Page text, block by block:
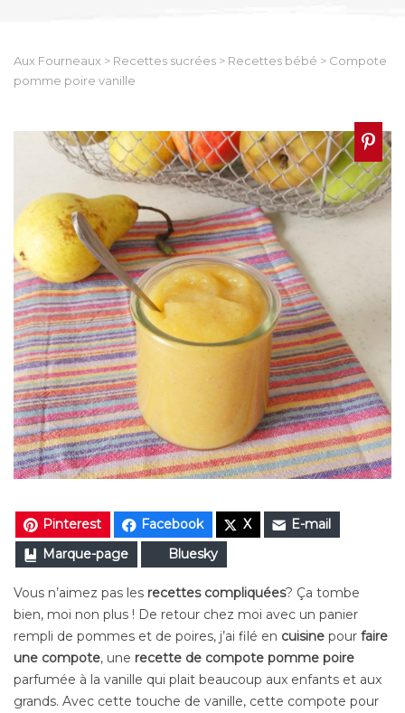
Aux Fourneaux > Recettes sucrées > Recettes bébé > Compote
pomme poire vanille
Pinterest Facebook X
E-mail
Marque-page
Bluesky
Vous n’aimez pas les recettes compliquées? Ça tombe
bien, moi non plus ! De retour chez moi avec un panier
rempli de pommes et de poires, j’ai filé en cuisine pour faire
une compote, une recette de compote pomme poire
parfumée à la vanille qui plait beaucoup aux enfants et aux
grands. Avec cette touche de vanille, cette compote pour